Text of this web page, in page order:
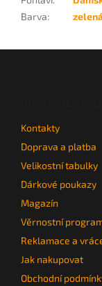
Barva:
Kontakty
Doprava a platba
Velikostní tabulky
Dárkové poukazy
Magazín
Věrnostní
Reklamace a
Jak nakupovat
Obchodní